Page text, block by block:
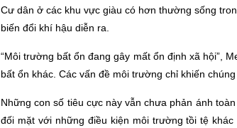
Cư dân ở các khu vực giàu có hơn thường sống
biến đổi khí hậu diễn ra.
“Môi trường bất ổn đang gây mất ổn định xã hội”,
bất ổn khác. Các vấn đề môi trường chỉ khiến chúng
Những con số tiêu cực này vẫn chưa phản ánh
đối mặt với những điều kiện môi trường tồi tệ